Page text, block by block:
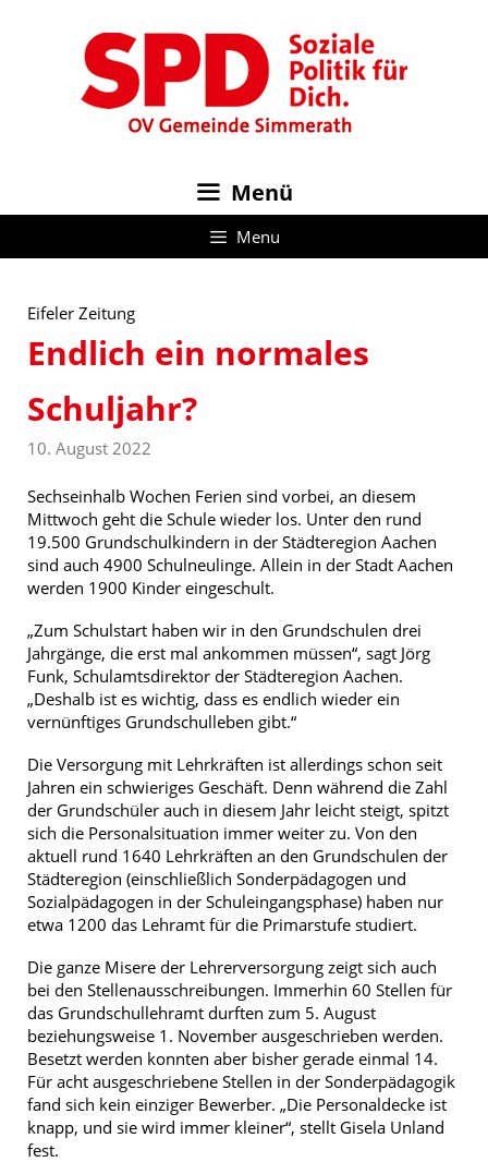
Menü
Menu
Eifeler Zeitung
Endlich ein normales
Schuljahr?
10. August 2022
Sechseinhalb Wochen Ferien sind vorbei, an diesem
Mittwoch geht die Schule wieder los. Unter den rund
19.500 Grundschulkindern in der Städteregion Aachen
sind auch 4900 Schulneulinge. Allein in der Stadt Aachen
werden 1900 Kinder eingeschult.
„Zum Schulstart haben wir in den Grundschulen drei
Jahrgänge, die erst mal ankommen müssen“, sagt Jörg
Funk, Schulamtsdirektor der Städteregion Aachen.
„Deshalb ist es wichtig, dass es endlich wieder ein
vernünftiges Grundschulleben gibt.“
Die Versorgung mit Lehrkräften ist allerdings schon seit
Jahren ein schwieriges Geschäft. Denn während die Zahl
der Grundschüler auch in diesem Jahr leicht steigt, spitzt
sich die Personalsituation immer weiter zu. Von den
aktuell rund 1640 Lehrkräften an den Grundschulen der
Städteregion (einschließlich Sonderpädagogen und
Sozialpädagogen in der Schuleingangsphase) haben nur
etwa 1200 das Lehramt für die Primarstufe studiert.
Die ganze Misere der Lehrerversorgung zeigt sich auch
bei den Stellenausschreibungen. Immerhin 60 Stellen für
das Grundschullehramt durften zum 5. August
beziehungsweise 1. November ausgeschrieben werden.
Besetzt werden konnten aber bisher gerade einmal 14.
Für acht ausgeschriebene Stellen in der Sonderpädagogik
fand sich kein einziger Bewerber. „Die Personaldecke ist
knapp, und sie wird immer kleiner“, stellt Gisela Unland
fest.